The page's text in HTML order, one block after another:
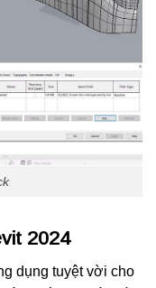
2024
dụng tuyệt vời cho